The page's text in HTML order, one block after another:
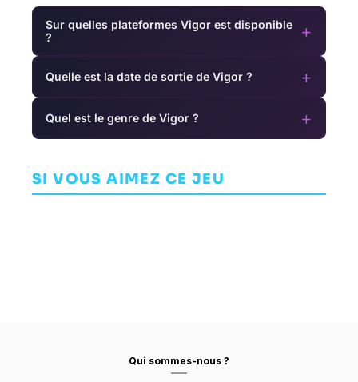
Sur quelles plateformes Vigor est disponible
?
+
Quelle est la date de sortie de Vigor ? +
Quel est le genre de Vigor ? +
SI VOUS AIMEZ CE JEU
Gathering
AVENTURE
Watch Dogs:
UBISOFT
Necromunda:
Qui sommes-nous ?